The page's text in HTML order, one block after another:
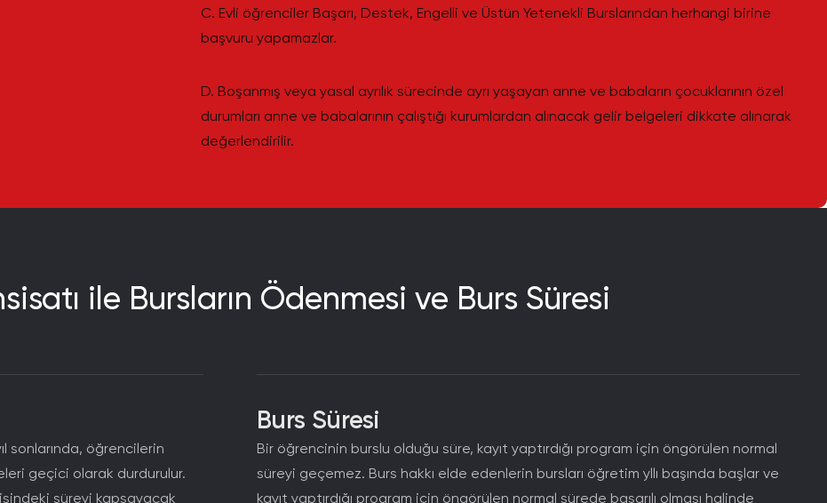
C. Evli öğrenciler Başarı, Destek, Engelli ve Üstün Yetenekli Burslarından herhangi birine
başvuru yapamazlar.
D. Boşanmış veya yasal ayrılık sürecinde ayrı yaşayan anne ve babaların çocuklarının özel
durumları anne ve babalarının çalıştığı kurumlardan alınacak gelir belgeleri dikkate alınarak
değerlendirilir.
ile Bursların Ödenmesi ve Burs Süresi
sonlarında, öğrencilerin
geçici olarak durdurulur.
süreyi kapsayacak
Burs Süresi
Bir öğrencinin burslu olduğu süre, kayıt yaptırdığı program için öngörülen normal
süreyi geçemez. Burs hakkı elde edenlerin bursları öğretim yllı başında başlar ve
kayıt yaptırdığı program için öngörülen normal sürede başarılı olması halinde